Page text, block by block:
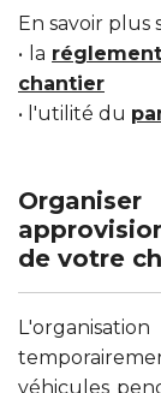
En savoir plus
• la
chantier
• l'utilité du
de votre
véhicules